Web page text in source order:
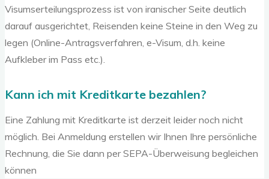
Visumserteilungsprozess ist von iranischer Seite deutlich
darauf ausgerichtet, Reisenden keine Steine in den Weg zu
legen (Online-Antragsverfahren, e-Visum, d.h. keine
Aufkleber im Pass etc.).
Kann ich mit Kreditkarte bezahlen?
Eine Zahlung mit Kreditkarte ist derzeit leider noch nicht
möglich. Bei Anmeldung erstellen wir Ihnen Ihre persönliche
Rechnung, die Sie dann per SEPA-Überweisung begleichen
können